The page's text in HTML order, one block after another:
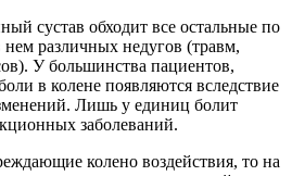
сустав обходит все остальные по
нем различных недугов (травм,
У большинства пациентов,
в колене появляются вследствие
Лишь у единиц болит
заболеваний.
колено воздействия, то на